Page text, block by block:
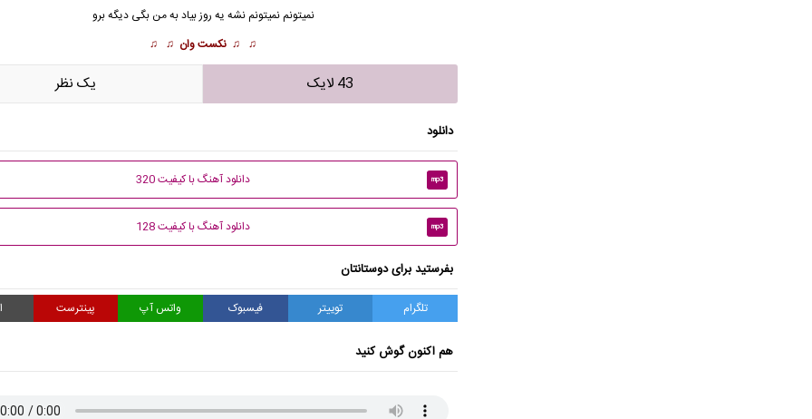
نمیتونم نمیتونم نشه یه روز بیاد به من بگی دیگه برو
♫ ♫ نکست وان ♫ ♫
43 لایک يک نظر
دانلود
mp3 دانلود آهنگ با کیفیت 320
mp3 دانلود آهنگ با کیفیت 128
بفرستید برای دوستانتان
تلگرام توییتر فیسبوک واتس آپ پینترست
هم اکنون گوش کنید